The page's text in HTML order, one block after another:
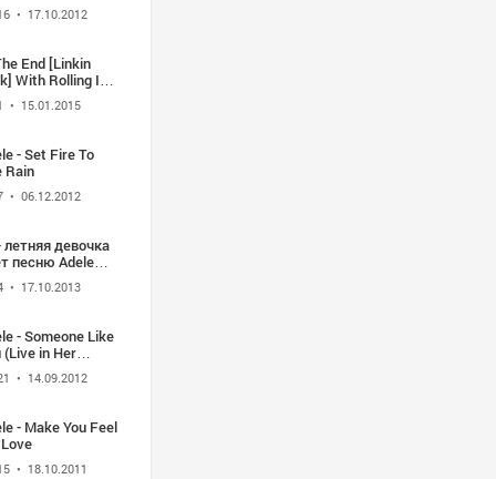
• 17.10.2012
End [Linkin
With Rolling In
Deep [Adele] -
Rolland [Guitar
• 15.01.2015
- Set Fire To
Rain
• 06.12.2012
летняя девочка
in the deep
• 17.10.2013
- Someone Like
(Live in Her
• 14.09.2012
- Make You Feel
• 18.10.2011